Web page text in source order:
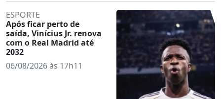
ESPORTE
Após ficar perto de
saída, Vinícius Jr. renova
com o Real Madrid até
2032
06/08/2026 às 17h11